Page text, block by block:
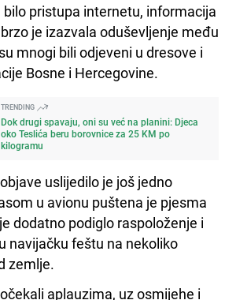
pristupa internetu, informacija
je izazvala oduševljenje među
mnogi bili odjeveni u dresove i
Bosne i Hercegovine.
TRENDING
Dok drugi spavaju, oni su već na planini: Djeca
oko Teslića beru borovnice za 25 KM po
kilogramu
uslijedilo je još jedno
u avionu puštena je pjesma
dodatno podiglo raspoloženje i
navijačku feštu na nekoliko
zemlje.
aplauzima, uz osmijehe i